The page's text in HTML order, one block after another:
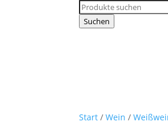
Products
search
Suchen
Start /Wein /